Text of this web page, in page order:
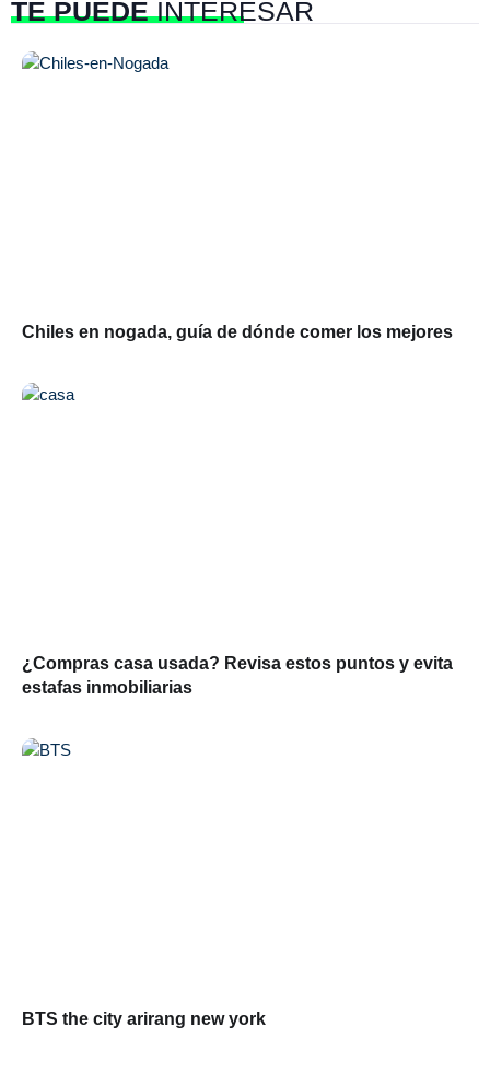
TE PUEDEINTERESAR
Chiles en nogada, guía de dónde comer los mejores
¿Compras casa usada? Revisa estos puntos y evita
estafas inmobiliarias
BTS the city arirang new york